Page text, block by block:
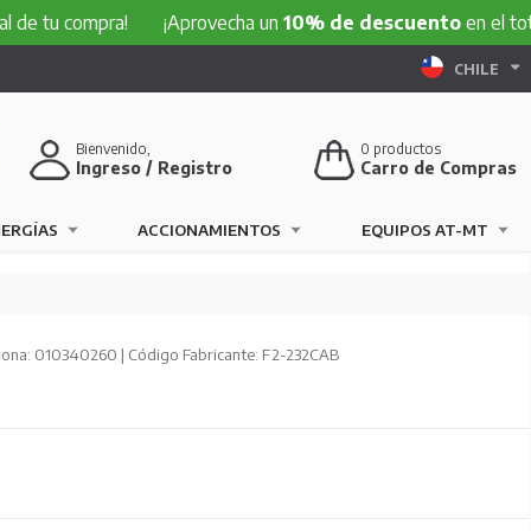
¡Aprovecha un10% de descuentoen el total de tu
CHILE
0 productos
Carro de Compras
Bienvenido,
Ingreso / Registro
ACCIONAMIENTOS EQUIPOS AT-MT
010340260 | Código Fabricante: F2-232CAB